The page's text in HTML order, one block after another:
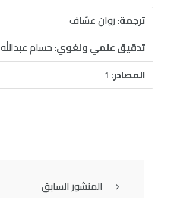
ترجمة:روان عسّاف
تدقيق علمي ولغوي:حسام عبدالله
المصادر:1
المنشور السابق